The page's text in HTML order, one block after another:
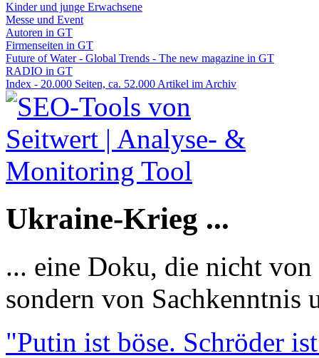
Kinder und junge Erwachsene
Messe und Event
Autoren in GT
Firmenseiten in GT
Future of Water - Global Trends - The new magazine in GT
RADIO in GT
Index - 20.000 Seiten, ca. 52.000 Artikel im Archiv
Ukraine-Krieg ...
... eine Doku, die nicht
sondern von Sachkenntnis
"Putin ist böse. Schröder